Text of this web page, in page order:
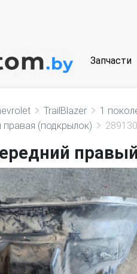
Запчасти
TrailBlazer
1
(подкрылок)
289130